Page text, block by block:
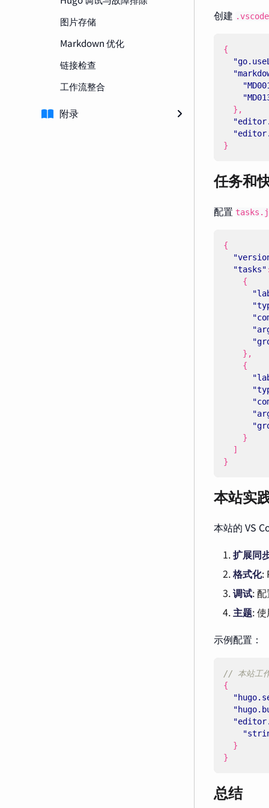
图片存储
Markdown 优化
链接检查
工作流整合
附录
创建
{
},
}
任务和
配置
{
"tasks"
{
},
{
}
]
}
本站实
本站的 VS
扩展同
格式化:
调试:
主题:
示例配置：
{
}
}
总结